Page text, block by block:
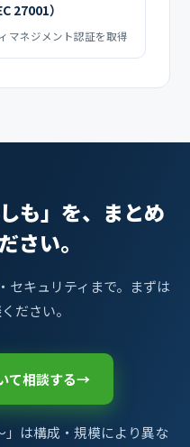
27001）
マネジメント認証を取得
も」を、 まとめ
さい。
セキュリティまで。まずは
ださい。
て相談する→
は構成・規模により異な